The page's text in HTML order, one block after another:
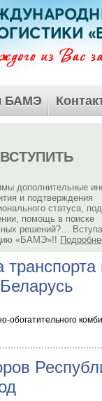
БАМЭ
ВСТУПИТЬ
дополнительные
и подтверждения
статуса,
помощь в поиске
решений?…
«БАМЭ»!!
обогатительного